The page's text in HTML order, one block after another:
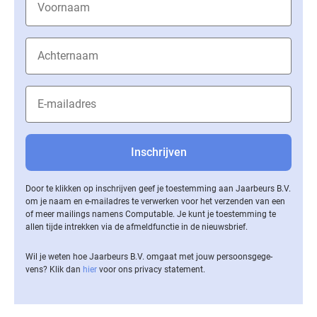
Door te klikken op inschrijven geef je toestemming aan Jaarbeurs B.V.
om je naam en e-mailadres te verwerken voor het verzenden van een
of meer mailings namens Computable. Je kunt je toestemming te
allen tijde intrekken via de af­meld­func­tie in de nieuwsbrief.
Wil je weten hoe Jaarbeurs B.V. omgaat met jouw per­soons­ge­ge­
vens? Klik dan hier voor ons privacy statement.